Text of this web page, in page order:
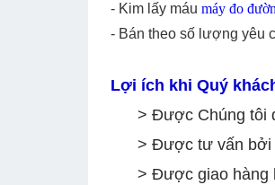
- Kim lấy máu máy đo
- Bán theo số lượng yêu
Lợi ích khi Quý
> Được Chúng tôi
> Được tư vấn bởi
> Được giao hàng